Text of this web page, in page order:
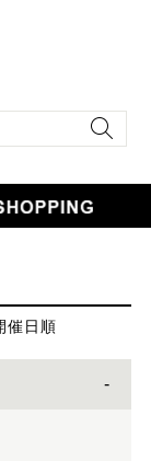
催日順